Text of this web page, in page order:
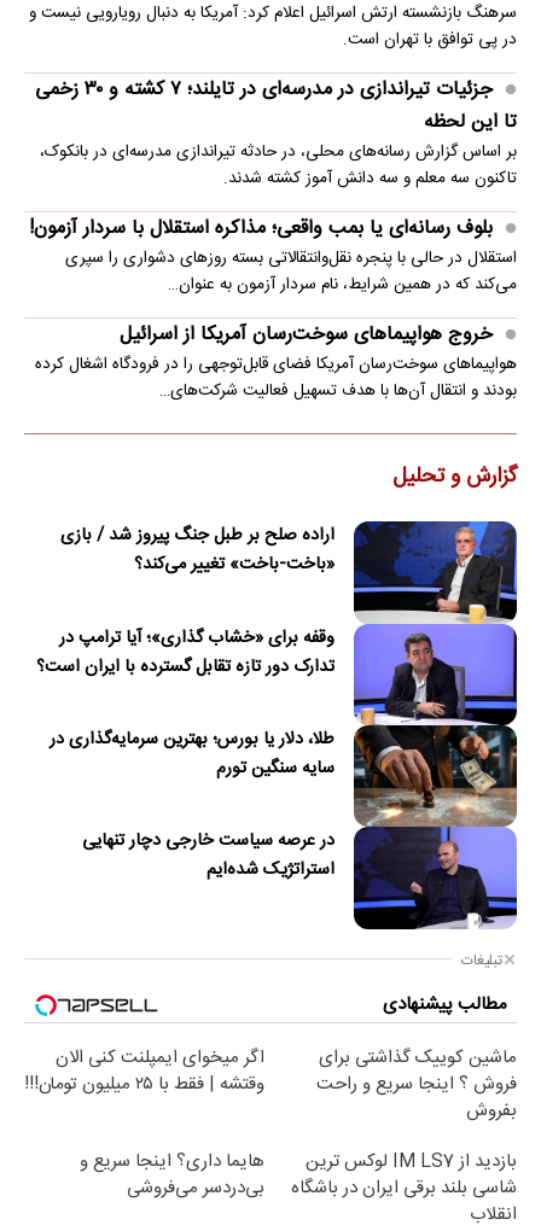
سرهنگ بازنشسته ارتش اسرائیل اعلام کرد: آمریکا به دنبال رویارویی نیست و
در پی توافق با تهران است.
جزئیات تیراندازی در مدرسه‌ای در تایلند؛ ۷ کشته و ۳۰ زخمی
تا این لحظه
بر اساس گزارش رسانه‌های محلی، در حادثه تیراندازی مدرسه‌ای در بانکوک،
تاکنون سه معلم و سه دانش آموز کشته شدند.
بلوف رسانه‌ای یا بمب واقعی؛ مذاکره استقلال با سردار آزمون!
استقلال در حالی با پنجره نقل‌وانتقالاتی بسته روزهای دشواری را سپری
می‌کند که در همین شرایط، نام سردار آزمون به عنوان…
خروج هواپیماهای سوخت‌رسان آمریکا از اسرائیل
هواپیماهای سوخت‌رسان آمریکا فضای قابل‌توجهی را در فرودگاه اشغال کرده
بودند و انتقال آن‌ها با هدف تسهیل فعالیت شرکت‌های…
گزارش و تحلیل
اراده صلح بر طبل جنگ پیروز شد / بازی
«باخت-باخت» تغییر می‌کند؟
وقفه برای «خشاب گذاری»؛ آیا ترامپ در
تدارک دور تازه تقابل گسترده با ایران است؟
طلا، دلار یا بورس؛ بهترین سرمایه‌گذاری در
سایه سنگین تورم
در عرصه سیاست خارجی دچار تنهایی
استراتژیک شده‌ایم
تبلیغات
مطالب پیشنهادی
ماشین کوییک گذاشتی برای
فروش ؟ اینجا سریع و راحت
بفروش
اگر میخوای ایمپلنت کنی الان
وقتشه | فقط با ۲۵ میلیون تومان!!!
بازدید از IM LS7 لوکس ترین
شاسی بلند برقی ایران در باشگاه
انقلاب
هایما داری؟ اینجا سریع و
بی‌دردسر می‌فروشی